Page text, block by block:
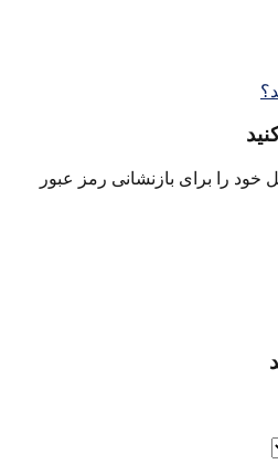
خود را برای بازنشانی رمز عبور